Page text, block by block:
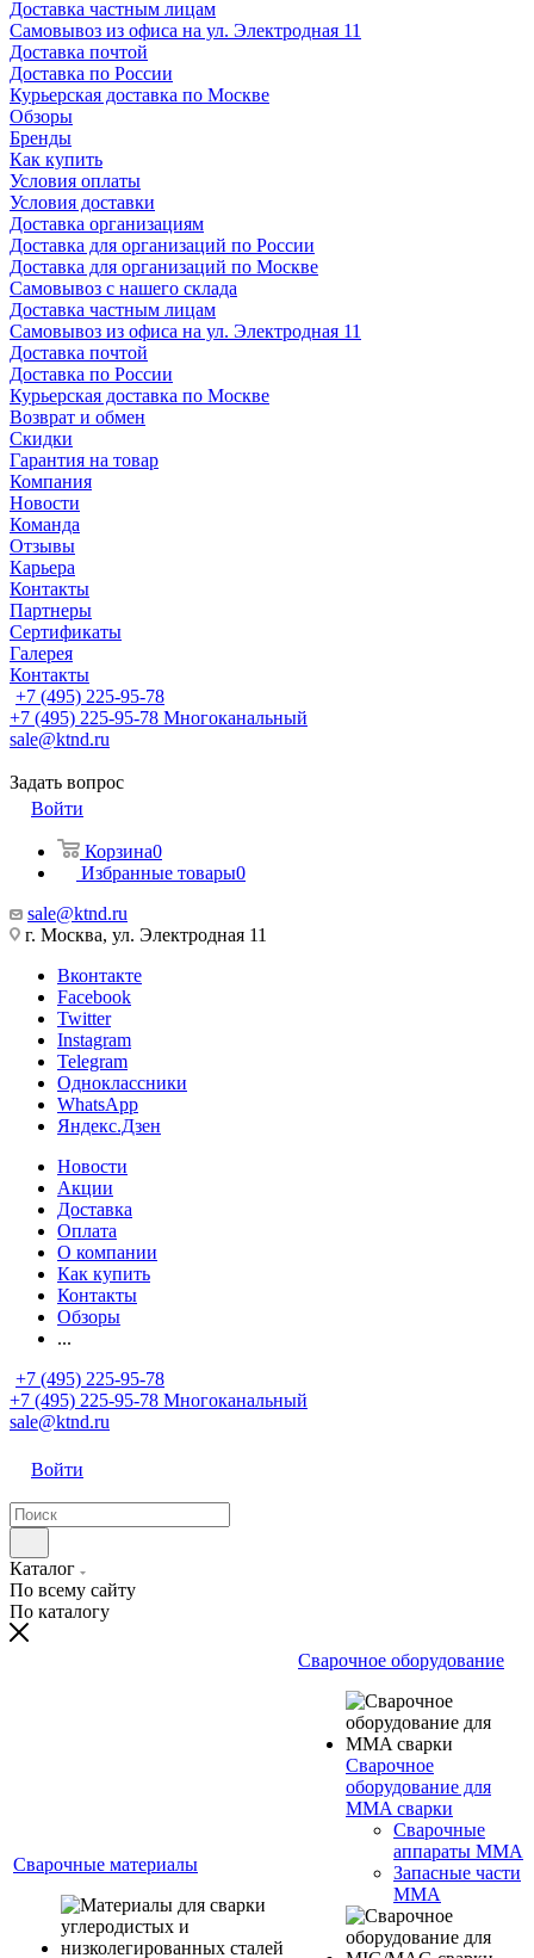
Доставка частным лицам
Самовывоз из офиса на ул. Электродная 11
Доставка почтой
Доставка по России
Курьерская доставка по Москве
Обзоры
Бренды
Как купить
Условия оплаты
Условия доставки
Доставка организациям
Доставка для организаций по России
Доставка для организаций по Москве
Самовывоз с нашего склада
Доставка частным лицам
Самовывоз из офиса на ул. Электродная 11
Доставка почтой
Доставка по России
Курьерская доставка по Москве
Возврат и обмен
Скидки
Гарантия на товар
Компания
Новости
Команда
Отзывы
Карьера
Контакты
Партнеры
Сертификаты
Галерея
Контакты
+7 (495) 225-95-78
+7 (495) 225-95-78 Многоканальный
sale@ktnd.ru
Задать вопрос
Войти
Корзина0
Избранные товары0
sale@ktnd.ru
г. Москва, ул. Электродная 11
Вконтакте
Facebook
Twitter
Instagram
Telegram
Одноклассники
WhatsApp
Яндекс.Дзен
Новости
Акции
Доставка
Оплата
О компании
Как купить
Контакты
Обзоры
...
+7 (495) 225-95-78
+7 (495) 225-95-78 Многоканальный
sale@ktnd.ru
Войти
Каталог
По всему сайту
По каталогу
Сварочные материалы
Сварочное оборудование
Сварочное
оборудование для
MMA сварки
Сварочные
аппараты MMA
Запасные части
MMA